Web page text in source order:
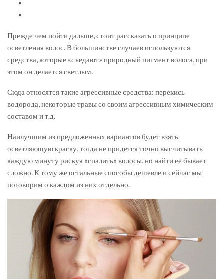
Прежде чем пойти дальше, стоит рассказать о принципе
осветления волос. В большинстве случаев используются
средства, которые «съедают» природный пигмент волоса, при
этом он делается светлым.
Сюда относятся такие агрессивные средства: перекись
водорода, некоторые травы со своим агрессивным химическим
составом и т.д.
Наилучшим из предложенных вариантов будет взять
осветляющую краску, тогда не придется точно высчитывать
каждую минуту рискуя «спалить» волосы, но найти ее бывает
сложно. К тому же остальные способы дешевле и сейчас мы
поговорим о каждом из них отдельно.